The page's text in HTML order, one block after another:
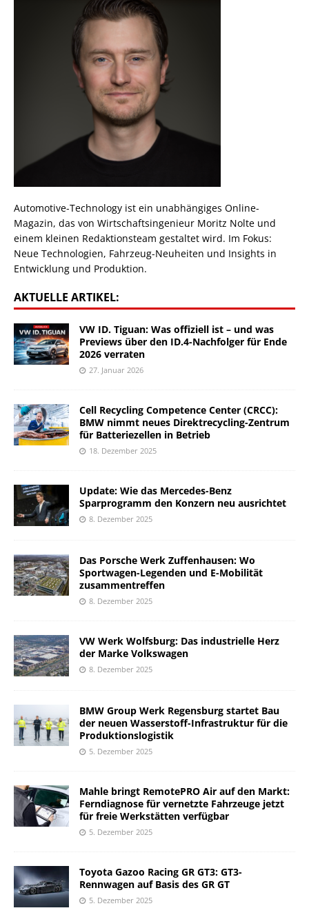
Automotive-Technology ist ein unabhängiges Online-
Magazin, das von Wirtschaftsingenieur Moritz Nolte und
einem kleinen Redaktionsteam gestaltet wird. Im Fokus:
Neue Technologien, Fahrzeug-Neuheiten und Insights in
Entwicklung und Produktion.
AKTUELLE ARTIKEL:
VW ID. Tiguan: Was offiziell ist – und was
Previews über den ID.4-Nachfolger für Ende
2026 verraten
27. Januar 2026
Cell Recycling Competence Center (CRCC):
BMW nimmt neues Direktrecycling-Zentrum
für Batteriezellen in Betrieb
18. Dezember 2025
Update: Wie das Mercedes-Benz
Sparprogramm den Konzern neu ausrichtet
8. Dezember 2025
Das Porsche Werk Zuffenhausen: Wo
Sportwagen-Legenden und E-Mobilität
zusammentreffen
8. Dezember 2025
VW Werk Wolfsburg: Das industrielle Herz
der Marke Volkswagen
8. Dezember 2025
BMW Group Werk Regensburg startet Bau
der neuen Wasserstoff-Infrastruktur für die
Produktionslogistik
5. Dezember 2025
Mahle bringt RemotePRO Air auf den Markt:
Ferndiagnose für vernetzte Fahrzeuge jetzt
für freie Werkstätten verfügbar
5. Dezember 2025
Toyota Gazoo Racing GR GT3: GT3-
Rennwagen auf Basis des GR GT
5. Dezember 2025